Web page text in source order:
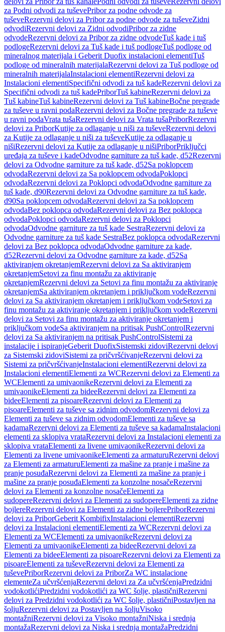
za Podni odvodi za tuševePribor za podne odvode za
tuševeRezervni delovi za Pribor za podne odvode za tuševeZidni
odvodiRezervni delovi za Zidni odvodiPribor za zidne
odvodeRezervni delovi za Pribor za zidne odvodeTuš kade i tuš
podlogeRezervni delovi za Tuš kade i tuš podlogeTuš podloge od
mineralnog materijala i Geberit Duofix instalacioni elementiTuš
podloge od mineralnih materijalaRezervni delovi za Tuš podloge od
mineralnih materijalaInstalacioni elementiRezervni delovi za
Instalacioni elementiSpecifični odvodi za tuš kadeRezervni delovi za
Specifični odvodi za tuš kadePriborTuš kabineRezervni delovi za
Tuš kabineTuš kabineRezervni delovi za Tuš kabineBočne pregrade
za tuševe u ravni podaRezervni delovi za Bočne pregrade za tuševe
u ravni podaVrata tušaRezervni delovi za Vrata tušaPriborRezervni
delovi za PriborKutije za odlaganje u niši za tuševeRezervni delovi
za Kutije za odlaganje u niši za tuševeKutije za odlaganje u
nišiRezervni delovi za Kutije za odlaganje u nišiPriborPriključci
uređaja za tuševe i kadeOdvodne garniture za tuš kade, d52Rezervni
delovi za Odvodne garniture za tuš kade, d52Sa poklopcem
odvodaRezervni delovi za Sa poklopcem odvodaPoklopci
odvodaRezervni delovi za Poklopci odvodaOdvodne garniture za
tuš kade, d90Rezervni delovi za Odvodne garniture za tuš kade,
d90Sa poklopcem odvodaRezervni delovi za Sa poklopcem
odvodaBez poklopca odvodaRezervni delovi za Bez poklopca
odvodaPoklopci odvodaRezervni delovi za Poklopci
odvodaOdvodne garniture za tuš kade SestraRezervni delovi za
Odvodne garniture za tuš kade SestraBez poklopca odvodaRezervni
delovi za Bez poklopca odvodaOdvodne garniture za kade,
d52Rezervni delovi za Odvodne garniture za kade, d52Sa
aktiviranjem okretanjemRezervni delovi za Sa aktiviranjem
okretanjemSetovi za finu montažu za aktiviranje
okretanjemRezervni delovi za Setovi za finu montažu za aktiviranje
okretanjemSa aktiviranjem okretanjem i priključkom vodeRezervni
delovi za Sa aktiviranjem okretanjem i priključkom vodeSetovi za
finu montažu za aktiviranje okretanjem i priključkom vodeRezervni
delovi za Setovi za finu montažu za aktiviranje okretanjem i
priključkom vodeSa aktiviranjem na pritisak PushControlRezervni
delovi za Sa aktiviranjem na pritisak PushControlSistemi za
instalacije i ispiranjeGeberit DuofixSistemski zidoviRezervni delovi
za Sistemski zidoviSistemi za pričvršćivanjeRezervni delovi za
Sistemi za pričvršćivanjeInstalacioni elementiRezervni delovi za
Instalacioni elementiElementi za WCRezervni delovi za Elementi za
WCElementi za umivaonikeRezervni delovi za Elementi za
umivaonikeElementi za bideeRezervni delovi za Elementi za
bideeElementi za pisoareRezervni delovi za Elementi za
pisoareElementi za tuševe sa zidnim odvodomRezervni delovi za
Elementi za tuševe sa zidnim odvodomElementi za tuševe sa
kadamaRezervni delovi za Elementi za tuševe sa kadamaInstalacioni
elementi za sklopiva vrataRezervni delovi za Instalacioni elementi za
sklopiva vrataElementi za livene umivaonikeRezervni delovi za
Elementi za livene umivaonikeElementi za armaturuRezervni delovi
za Elementi za armaturuElementi za mašine za pranje i mašine za
pranje posuđaRezervni delovi za Elementi za mašine za pranje i
mašine za pranje posuđaElementi za konzolne nosačeRezervni
delovi za Elementi za konzolne nosačeElementi za
sudopereRezervni delovi za Elementi za sudopereElementi za zidne
bojlereRezervni delovi za Elementi za zidne bojlerePriborRezervni
delovi za PriborGeberit KombifixInstalacioni elementiRezervni
delovi za Instalacioni elementiElementi za WCRezervni delovi za
Elementi za WCElementi za umivaonikeRezervni delovi za
Elementi za umivaonikeElementi za bideeRezervni delovi za
Elementi za bideeElementi za pisoareRezervni delovi za Elementi za
pisoareElementi za tuševeRezervni delovi za Elementi za
tuševePriborRezervni delovi za PriborZa WC instalacione
elementeZa učvršćenjaRezervni delovi za Za učvršćenjaPredzidni
vodokotlićiPredzidni vodokotlići za WC šolje, plastičniRezervni
delovi za Predzidni vodokotlići za WC šolje, plastičniPostavljen na
šoljuRezervni delovi za Postavljen na šoljuVisoko
montažniRezervni delovi za Visoko montažniNiska i srednja
montažaRezervni delovi za Niska i srednja montažaPredzidni